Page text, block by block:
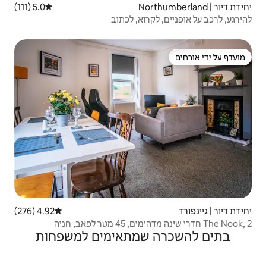
דירוג ממוצע של 5.0 מתוך 5, 111 ביקורות
5.0 (111)
לכתוב
דירוג ממוצע של 4.92 מתוך 5, 276 ביקורות
למשפחות